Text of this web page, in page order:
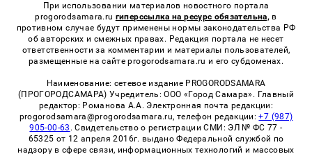
При использовании материалов новостного портала
progorodsamara.ru гиперссылка на ресурс обязательна, в
противном случае будут применены нормы законодательства РФ
об авторских и смежных правах. Редакция портала не несет
ответственности за комментарии и материалы пользователей,
размещенные на сайте progorodsamara.ru и его субдоменах.
Наименование: сетевое издание PROGORODSAMARA
(ПРОГОРОДСАМАРА) Учредитель: ООО «Город Самара». Главный
редактор: Романова А.А. Электронная почта редакции:
progorodsamara@progorodsamara.ru, телефон редакции:+7 (987)
905-00-63 . Свидетельство о регистрации СМИ: ЭЛ № ФС 77 -
65325 от 12 апреля 2016г. выдано Федеральной службой по
надзору в сфере связи, информационных технологий и массовых